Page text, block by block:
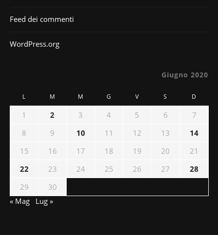
Feed dei commenti
WordPress.org
Giugno 2020
L M M G V S D
1 2 3 4 5 6
7
8
9 10 11 12 13
14
15
16 17 18 19 20
21
22
23 24 25 26 27
28
29
30
« Mag
Lug »